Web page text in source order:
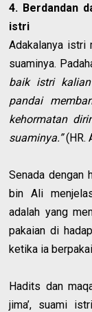
4. Berdandan
istri
Adakalanya istri
suaminya.
baik istri
pandai
kehormatan
suaminya.”(HR.
Senada dengan
bin Ali
adalah yang
pakaian di
ketika ia
Hadits dan
jima’, suami